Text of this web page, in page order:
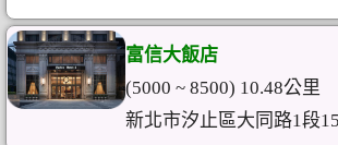
富信大飯店
(5000 ~ 8500) 10.48公里
新北市汐止區大同路1段